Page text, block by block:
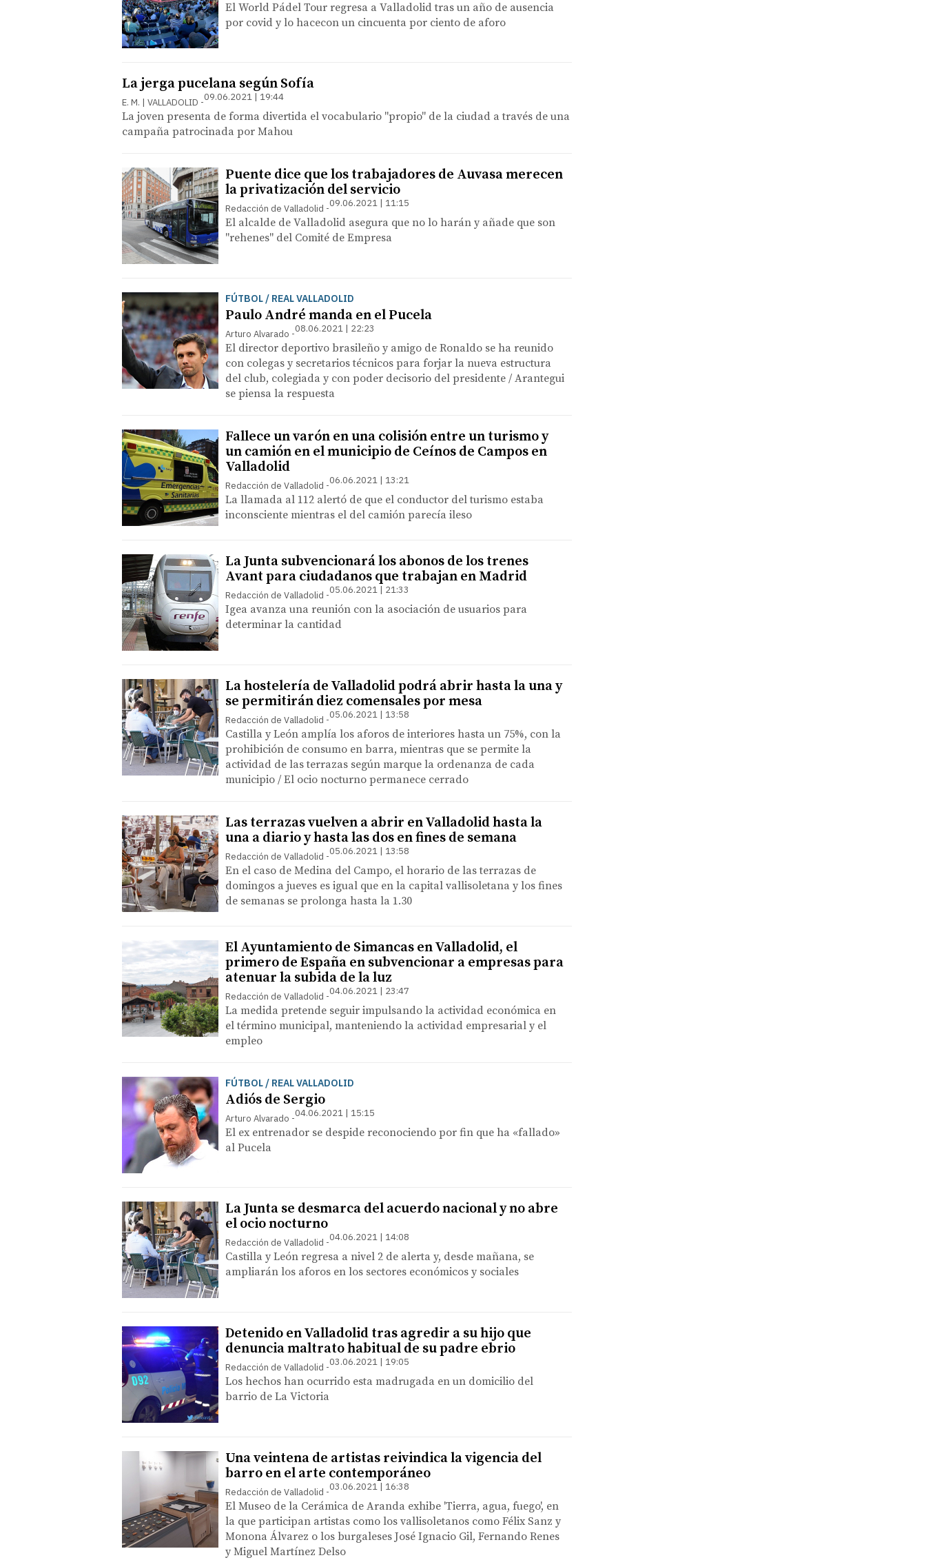
El World Pádel Tour regresa a Valladolid tras un año de ausencia
por covid y lo hacecon un cincuenta por ciento de aforo
La jerga pucelana según Sofía
E. M. | VALLADOLID 09.06.2021 | 19:44
La joven presenta de forma divertida el vocabulario "propio" de la ciudad a través de una
campaña patrocinada por Mahou
Puente dice que los trabajadores de Auvasa merecen
la privatización del servicio
Redacción de Valladolid 09.06.2021 | 11:15
El alcalde de Valladolid asegura que no lo harán y añade que son
"rehenes" del Comité de Empresa
FÚTBOL / REAL VALLADOLID
Paulo André manda en el Pucela
Arturo Alvarado 08.06.2021 | 22:23
El director deportivo brasileño y amigo de Ronaldo se ha reunido
con colegas y secretarios técnicos para forjar la nueva estructura
del club, colegiada y con poder decisorio del presidente / Arantegui
se piensa la respuesta
Fallece un varón en una colisión entre un turismo y
un camión en el municipio de Ceínos de Campos en
Valladolid
Redacción de Valladolid 06.06.2021 | 13:21
La llamada al 112 alertó de que el conductor del turismo estaba
inconsciente mientras el del camión parecía ileso
La Junta subvencionará los abonos de los trenes
Avant para ciudadanos que trabajan en Madrid
Redacción de Valladolid 05.06.2021 | 21:33
Igea avanza una reunión con la asociación de usuarios para
determinar la cantidad
La hostelería de Valladolid podrá abrir hasta la una y
se permitirán diez comensales por mesa
Redacción de Valladolid 05.06.2021 | 13:58
Castilla y León amplía los aforos de interiores hasta un 75%, con la
prohibición de consumo en barra, mientras que se permite la
actividad de las terrazas según marque la ordenanza de cada
municipio / El ocio nocturno permanece cerrado
Las terrazas vuelven a abrir en Valladolid hasta la
una a diario y hasta las dos en fines de semana
Redacción de Valladolid 05.06.2021 | 13:58
En el caso de Medina del Campo, el horario de las terrazas de
domingos a jueves es igual que en la capital vallisoletana y los fines
de semanas se prolonga hasta la 1.30
El Ayuntamiento de Simancas en Valladolid, el
primero de España en subvencionar a empresas para
atenuar la subida de la luz
Redacción de Valladolid 04.06.2021 | 23:47
La medida pretende seguir impulsando la actividad económica en
el término municipal, manteniendo la actividad empresarial y el
empleo
FÚTBOL / REAL VALLADOLID
Adiós de Sergio
Arturo Alvarado 04.06.2021 | 15:15
El ex entrenador se despide reconociendo por fin que ha «fallado»
al Pucela
La Junta se desmarca del acuerdo nacional y no abre
el ocio nocturno
Redacción de Valladolid 04.06.2021 | 14:08
Castilla y León regresa a nivel 2 de alerta y, desde mañana, se
ampliarán los aforos en los sectores económicos y sociales
Detenido en Valladolid tras agredir a su hijo que
denuncia maltrato habitual de su padre ebrio
Redacción de Valladolid 03.06.2021 | 19:05
Los hechos han ocurrido esta madrugada en un domicilio del
barrio de La Victoria
Una veintena de artistas reivindica la vigencia del
barro en el arte contemporáneo
Redacción de Valladolid 03.06.2021 | 16:38
El Museo de la Cerámica de Aranda exhibe 'Tierra, agua, fuego', en
la que participan artistas como los vallisoletanos como Félix Sanz y
Monona Álvarez o los burgaleses José Ignacio Gil, Fernando Renes
y Miguel Martínez Delso